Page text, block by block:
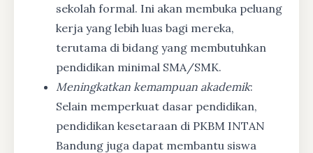
sekolah formal. Ini akan membuka peluang
kerja yang lebih luas bagi mereka,
terutama di bidang yang membutuhkan
pendidikan minimal SMA/SMK.
Meningkatkan kemampuan akademik:
Selain memperkuat dasar pendidikan,
pendidikan kesetaraan di PKBM INTAN
Bandung juga dapat membantu siswa